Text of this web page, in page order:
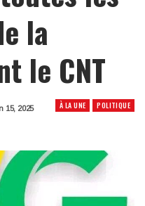
la
le CNT
À LA UNE POLITIQUE
15, 2025